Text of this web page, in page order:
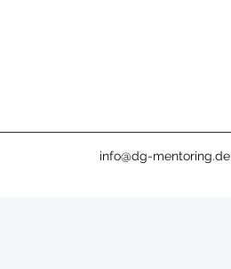
info@dg-mentoring.de